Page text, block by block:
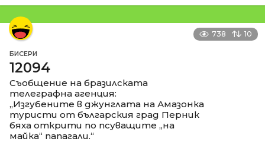
738 10
БИСЕРИ
12094
Съобщение на бразилската
телеграфна агенция:
„Изгубените в джунглата на Амазонка
туристи от българския град Перник
бяха открити по псуващите „на
майка“ папагали.“